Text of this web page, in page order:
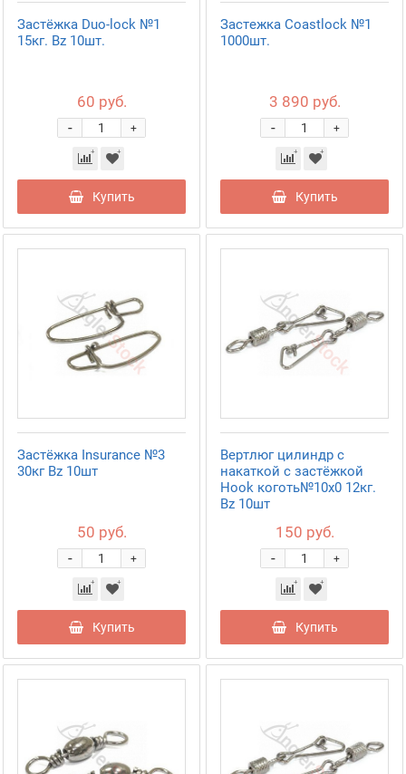
Застёжка Duo-lock №1
15кг. Bz 10шт.
60 руб.
+
-
Купить
Застежка Coastlock №1
1000шт.
3 890 руб.
+
-
Купить
Застёжка Insurance №3
30кг Bz 10шт
50 руб.
+
-
Купить
Вертлюг цилиндр с
накаткой с застёжкой
Hook коготь№10х0 12кг.
Bz 10шт
150 руб.
+
-
Купить